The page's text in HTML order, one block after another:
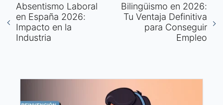
Absentismo Laboral
en España 2026:
Impacto en la
Industria
Bilingüismo en 2026:
Tu Ventaja Definitiva
para Conseguir
Empleo